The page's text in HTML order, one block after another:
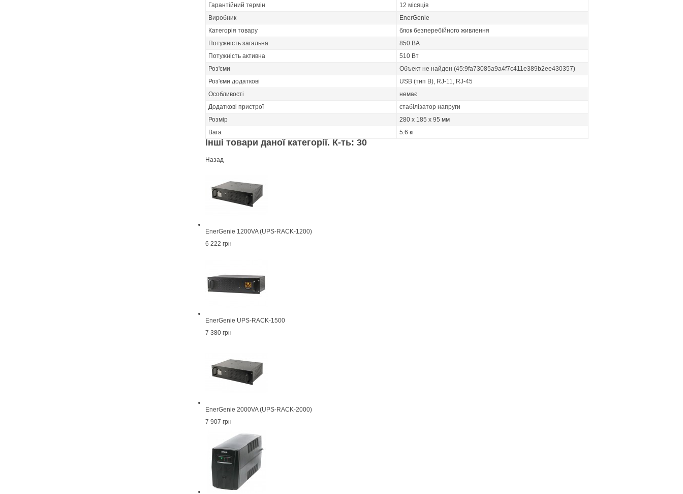
Гарантійний термін
12 місяців
Виробник
EnerGenie
Категорія товару
блок безперебійного живлення
Потужність загальна
850 ВА
Потужність активна
510 Вт
Роз'єми
Объект не найден (45:9fa73085a9a4f7c411e389b2ee430357)
Роз'єми додаткові
USB (тип В), RJ-11, RJ-45
Особливості
немає
Додаткові пристрої
стабілізатор напруги
Розмір
280 x 185 x 95 мм
Вага
5.6 кг
Інші товари даної категорії. К-ть: 30
Назад
EnerGenie 1200VA (UPS-RACK-1200)
6 222 грн
EnerGenie UPS-RACK-1500
7 380 грн
EnerGenie 2000VA (UPS-RACK-2000)
7 907 грн